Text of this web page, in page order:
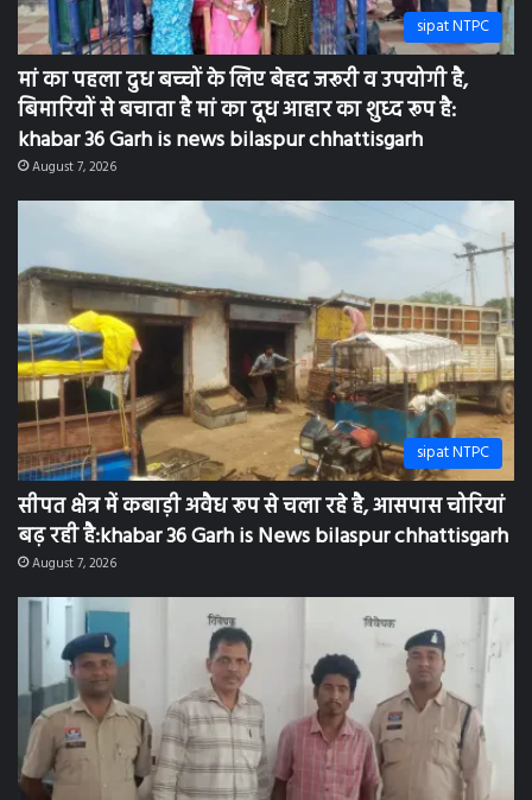
sipat NTPC
सीपत क्षेत्र में कबाड़ी अवैध रूप से चला रहे है, आसपास चोरियां
बढ़ रही है:khabar 36 Garh is News bilaspur chhattisgarh
August 7, 2026
sipat NTPC
सीपत पुलिस की कार्यवाही नाबालिक बच्ची से दुष्कर्म करने
वाले आरोपी को 24 घंटे के अंदर किया गिरफ्तार khabar 36
Garh is news sipat bilaspur chhattisgarh